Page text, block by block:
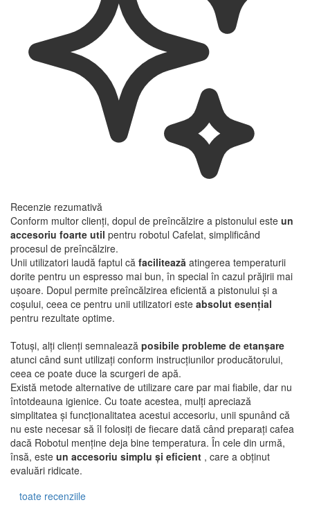
Recenzie rezumativă
Conform multor clienți, dopul de preîncălzire a pistonului este un
accesoriu foarte util pentru robotul Cafelat, simplificând
procesul de preîncălzire.
Unii utilizatori laudă faptul că facilitează atingerea temperaturii
dorite pentru un espresso mai bun, în special în cazul prăjirii mai
ușoare. Dopul permite preîncălzirea eficientă a pistonului și a
coșului, ceea ce pentru unii utilizatori este absolut esențial
pentru rezultate optime.
Totuși, alți clienți semnalează posibile probleme de etanșare
atunci când sunt utilizați conform instrucțiunilor producătorului,
ceea ce poate duce la scurgeri de apă.
Există metode alternative de utilizare care par mai fiabile, dar nu
întotdeauna igienice. Cu toate acestea, mulți apreciază
simplitatea și funcționalitatea acestui accesoriu, unii spunând că
nu este necesar să îl folosiți de fiecare dată când preparați cafea
dacă Robotul menține deja bine temperatura. În cele din urmă,
însă, este un accesoriu simplu și eficient , care a obținut
evaluări ridicate.
toate recenziile